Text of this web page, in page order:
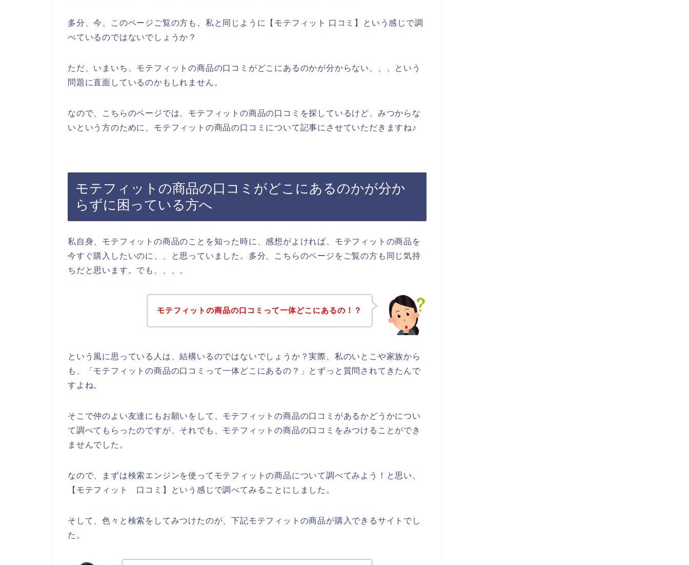
多分、今、このページご覧の方も、私と同じように【モテフィット 口コミ】という感じで調
べているのではないでしょうか？
ただ、いまいち、モテフィットの商品の口コミがどこにあるのかが分からない、、、という
問題に直面しているのかもしれません。
なので、こちらのページでは、モテフィットの商品の口コミを探しているけど、みつからな
いという方のために、モテフィットの商品の口コミについて記事にさせていただきますね♪
モテフィットの商品の口コミがどこにあるのかが分か
らずに困っている方へ
私自身、モテフィットの商品のことを知った時に、感想がよければ、モテフィットの商品を
今すぐ購入したいのに、、と思っていました。多分、こちらのページをご覧の方も同じ気持
ちだと思います。でも、、、。
モテフィットの商品の口コミって一体どこにあるの！？
という風に思っている人は、結構いるのではないでしょうか？実際、私のいとこや家族から
も、「モテフィットの商品の口コミって一体どこにあるの？」とずっと質問されてきたんで
すよね。
そこで仲のよい友達にもお願いをして、モテフィットの商品の口コミがあるかどうかについ
て調べてもらったのですが、それでも、モテフィットの商品の口コミをみつけることができ
ませんでした。
なので、まずは検索エンジンを使ってモテフィットの商品について調べてみよう！と思い、
【モテフィット 口コミ】という感じで調べてみることにしました。
そして、色々と検索をしてみつけたのが、下記モテフィットの商品が購入できるサイトでし
た。